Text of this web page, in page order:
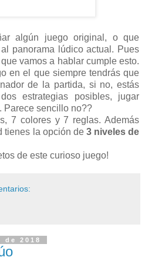
algún juego original, o que
panorama lúdico actual. Pues
vamos a hablar cumple esto.
en el que siempre tendrás que
de la partida, si no, estás
estrategias posibles, jugar
Parece sencillo no??
7 colores y 7 reglas. Además
tienes la opción de 3 niveles de
de este curioso juego!
de 2018